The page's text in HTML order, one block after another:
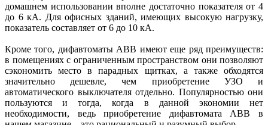
домашнем использовании вполне достаточно показателя от 4
до 6 кА. Для офисных зданий, имеющих высокую нагрузку,
показатель составляет от 6 до 10 кА.
Кроме того, дифавтоматы ABB имеют еще ряд преимуществ:
в помещениях с ограниченным пространством они позволяют
сэкономить место в парадных щитках, а также обходятся
значительно дешевле, чем приобретение УЗО и
автоматического выключателя отдельно. Популярностью они
пользуются и тогда, когда в данной экономии нет
необходимости, ведь приобретение дифавтомата ABB в